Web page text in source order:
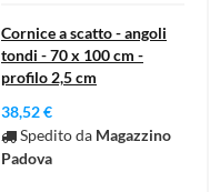
Cornice a scatto - angoli
tondi - 70 x 100 cm -
profilo 2,5 cm
38,52 €
Spedito da Magazzino
Padova